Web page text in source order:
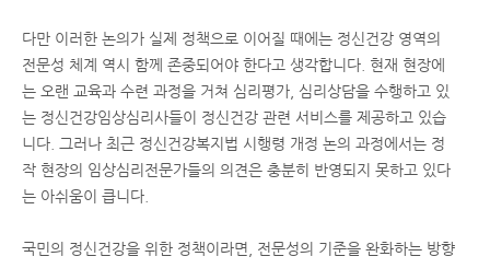
다만 이러한 논의가 실제 정책으로 이어질 때에는 정신건강 영역의
전문성 체계 역시 함께 존중되어야 한다고 생각합니다. 현재 현장에
는 오랜 교육과 수련 과정을 거쳐 심리평가, 심리상담을 수행하고 있
는 정신건강임상심리사들이 정신건강 관련 서비스를 제공하고 있습
니다. 그러나 최근 정신건강복지법 시행령 개정 논의 과정에서는 정
작 현장의 임상심리전문가들의 의견은 충분히 반영되지 못하고 있다
는 아쉬움이 큽니다.
국민의 정신건강을 위한 정책이라면, 전문성의 기준을 완화하는 방향